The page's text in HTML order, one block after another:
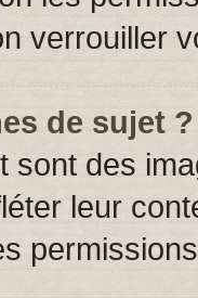
verrouiller
de sujet ?
sont des
leur